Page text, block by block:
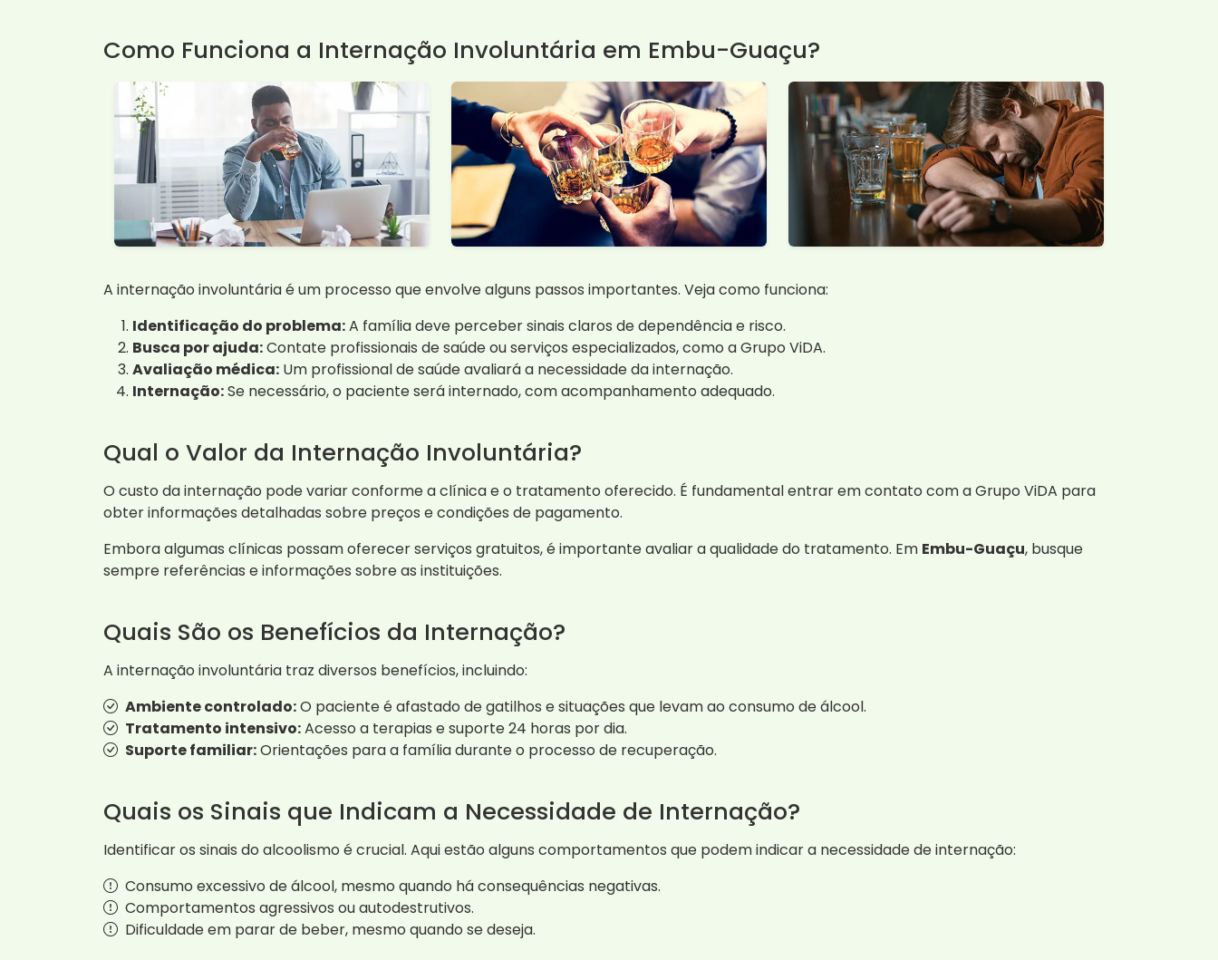
Como Funciona a Internação Involuntária em Embu-Guaçu?
A internação involuntária é um processo que envolve alguns passos importantes. Veja como funciona:
Identificação do problema:A família deve perceber sinais claros de dependência e risco.
Busca por ajuda:Contate profissionais de saúde ou serviços especializados, como a Grupo ViDA.
Avaliação médica: Um profissional de saúde avaliará a necessidade da internação.
Internação:Se necessário, o paciente será internado, com acompanhamento adequado.
Qual o Valor da Internação Involuntária?
O custo da internação pode variar conforme a clínica e o tratamento oferecido. É fundamental entrar em contato com a Grupo ViDA para
obter informações detalhadas sobre preços e condições de pagamento.
Embora algumas clínicas possam oferecer serviços gratuitos, é importante avaliar a qualidade do tratamento. Em Embu-Guaçu, busque
sempre referências e informações sobre as instituições.
Quais São os Benefícios da Internação?
A internação involuntária traz diversos benefícios, incluindo:
Ambiente controlado:O paciente é afastado de gatilhos e situações que levam ao consumo de álcool.
Tratamento intensivo:Acesso a terapias e suporte 24 horas por dia.
Suporte familiar:Orientações para a família durante o processo de recuperação.
Quais os Sinais que Indicam a Necessidade de Internação?
Identificar os sinais do alcoolismo é crucial. Aqui estão alguns comportamentos que podem indicar a necessidade de internação:
Consumo excessivo de álcool, mesmo quando há consequências negativas.
Comportamentos agressivos ou autodestrutivos.
Dificuldade em parar de beber, mesmo quando se deseja.